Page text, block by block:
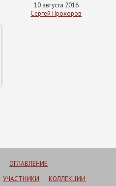
10 августа 2016
Сергей Прохоров
ОГЛАВЛЕНИЕ
УЧАСТНИКИ КОЛЛЕКЦИИ